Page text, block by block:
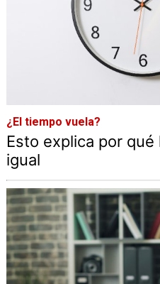
¿El tiempo vuela?
Esto explica por
igual